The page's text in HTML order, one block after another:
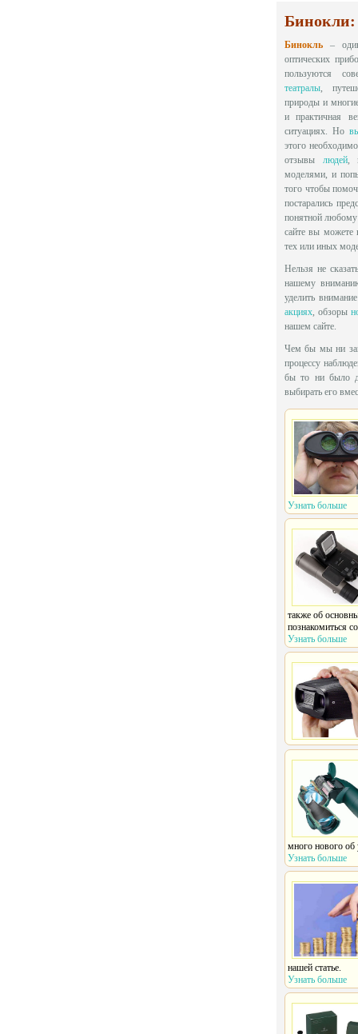
Бинокли:
Бинокль –
оптических
пользуются
театралы,
природы и
и практичная
ситуациях. Но
этого
отзывы людей,
моделями, и
того чтобы
постарались
понятной любому
сайте вы
тех или иных
Нельзя не
нашему
уделить
акциях, обзоры
нашем сайте.
Чем бы мы ни
процессу
бы то ни было
выбирать его
Узнать больше
также об
познакомиться
Узнать больше
много нового об
Узнать больше
нашей статье.
Узнать больше